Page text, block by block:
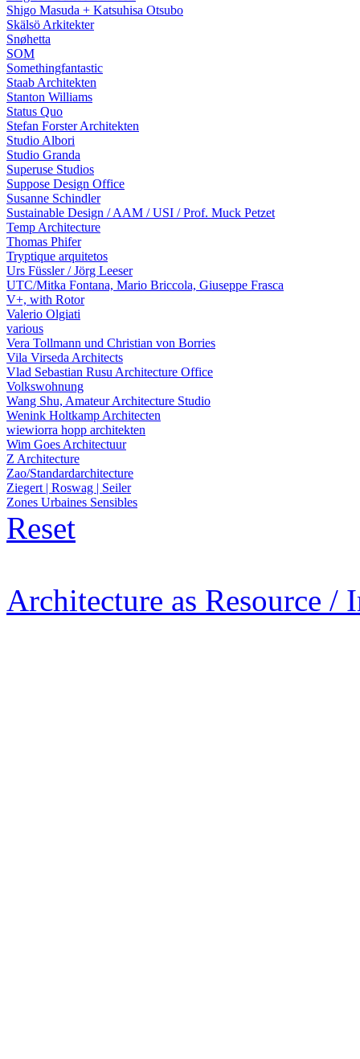
Shigo Masuda + Katsuhisa Otsubo
Skälsö Arkitekter
Snøhetta
SOM
Somethingfantastic
Staab Architekten
Stanton Williams
Status Quo
Stefan Forster Architekten
Studio Albori
Studio Granda
Superuse Studios
Suppose Design Office
Susanne Schindler
Sustainable Design / AAM / USI / Prof. Muck Petzet
Temp Architecture
Thomas Phifer
Tryptique arquitetos
Urs Füssler / Jörg Leeser
UTC/Mitka Fontana, Mario Briccola, Giuseppe Frasca
V+, with Rotor
Valerio Olgiati
various
Vera Tollmann und Christian von Borries
Vila Virseda Architects
Vlad Sebastian Rusu Architecture Office
Volkswohnung
Wang Shu, Amateur Architecture Studio
Wenink Holtkamp Architecten
wiewiorra hopp architekten
Wim Goes Architectuur
Z Architecture
Zao/Standardarchitecture
Ziegert | Roswag | Seiler
Zones Urbaines Sensibles
Reset
Architecture as Resource /